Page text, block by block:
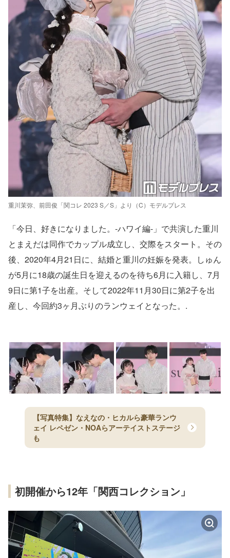
重川茉弥、前田俊「関コレ 2023 S／S」より（C）モデルプレス
「今日、好きになりました。-ハワイ編-」で共演した重川
とまえだは同作でカップル成立し、交際をスタート。その
後、2020年4月21日に、結婚と重川の妊娠を発表。しゅん
が5月に18歳の誕生日を迎えるのを待ち6月に入籍し、7月
9日に第1子を出産。そして2022年11月30日に第2子を出
産し、今回約3ヶ月ぶりのランウェイとなった。.
【写真特集】なえなの・ヒカルら豪華ランウ
ェイ レペゼン・NOAらアーテイストステージ
も
初開催から12年「関西コレクション」